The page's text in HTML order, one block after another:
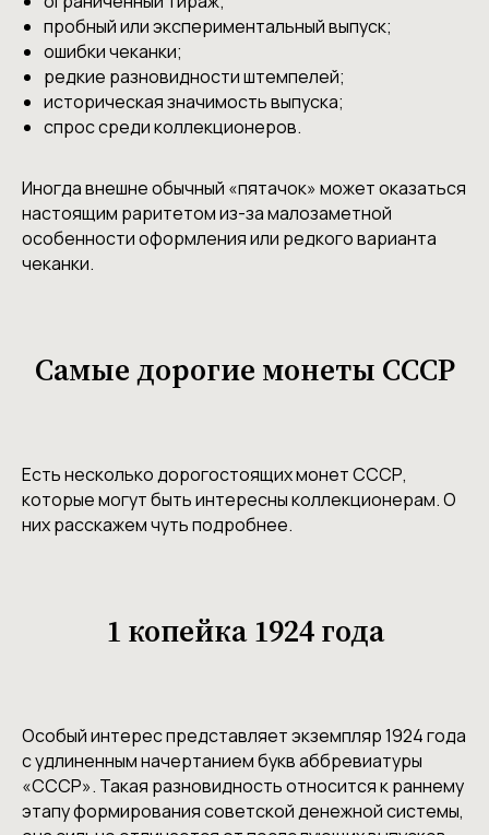
пробный или экспериментальный выпуск;
ошибки чеканки;
редкие разновидности штемпелей;
историческая значимость выпуска;
спрос среди коллекционеров.
Иногда внешне обычный «пятачок» может оказаться
настоящим раритетом из-за малозаметной
особенности оформления или редкого варианта
чеканки.
Самые дорогие монеты СССР
Есть несколько дорогостоящих монет СССР,
которые могут быть интересны коллекционерам. О
них расскажем чуть подробнее.
1 копейка 1924 года
Особый интерес представляет экземпляр 1924 года
с удлиненным начертанием букв аббревиатуры
«СССР». Такая разновидность относится к раннему
этапу формирования советской денежной системы,